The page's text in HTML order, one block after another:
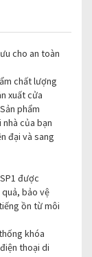
cho an toàn
chất lượng
xuất cửa
phẩm
của bạn
đại và sang
được
bảo vệ
ồn từ môi
khóa
thoại di